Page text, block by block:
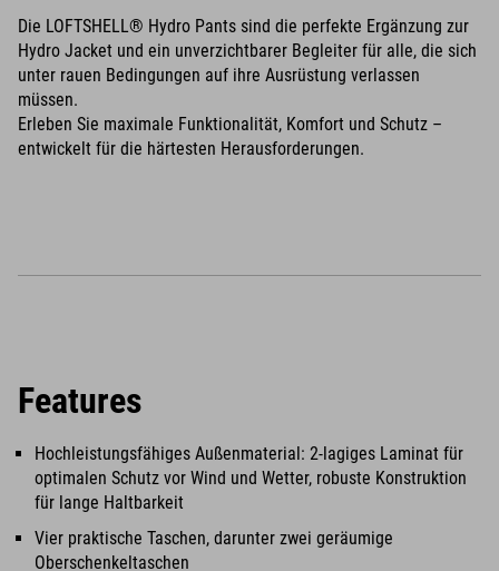
Die LOFTSHELL® Hydro Pants sind die perfekte Ergänzung zur
Hydro Jacket und ein unverzichtbarer Begleiter für alle, die sich
unter rauen Bedingungen auf ihre Ausrüstung verlassen
müssen.
Erleben Sie maximale Funktionalität, Komfort und Schutz –
entwickelt für die härtesten Herausforderungen.
Features
Hochleistungsfähiges Außenmaterial: 2-lagiges Laminat für
optimalen Schutz vor Wind und Wetter, robuste Konstruktion
für lange Haltbarkeit
Vier praktische Taschen, darunter zwei geräumige
Oberschenkeltaschen